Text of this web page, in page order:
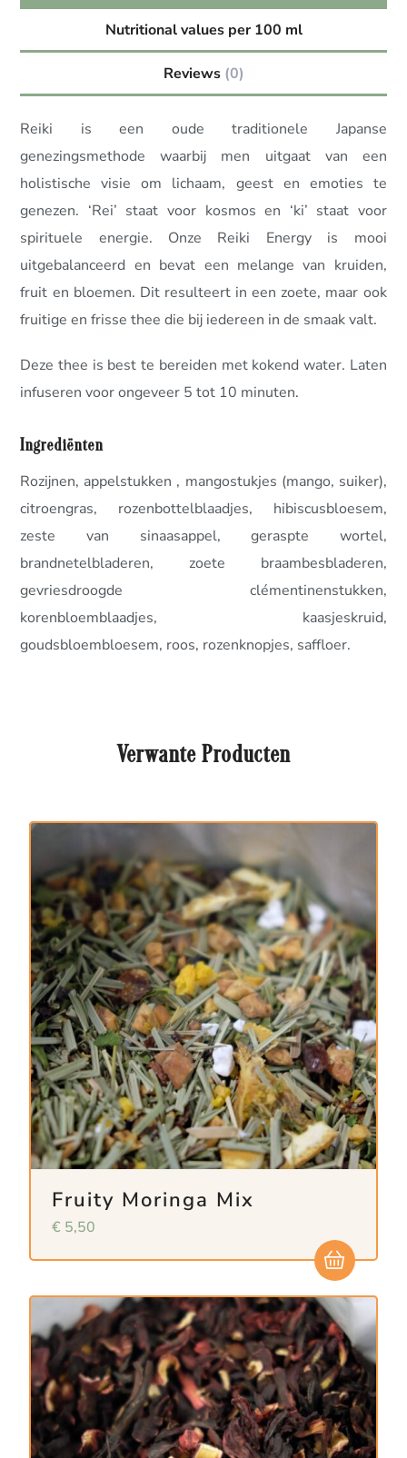
Nutritional values per 100 ml
Reviews (0)
Reiki is een oude traditionele Japanse
genezingsmethode waarbij men uitgaat van een
holistische visie om lichaam, geest en emoties te
genezen. ‘Rei’ staat voor kosmos en ‘ki’ staat voor
spirituele energie. Onze Reiki Energy is mooi
uitgebalanceerd en bevat een melange van kruiden,
fruit en bloemen. Dit resulteert in een zoete, maar ook
fruitige en frisse thee die bij iedereen in de smaak valt.
Deze thee is best te bereiden met kokend water. Laten
infuseren voor ongeveer 5 tot 10 minuten.
Ingrediënten
Rozijnen, appelstukken , mangostukjes (mango, suiker),
citroengras, rozenbottelblaadjes, hibiscusbloesem,
zeste van sinaasappel, geraspte wortel,
brandnetelbladeren, zoete braambesbladeren,
gevriesdroogde clémentinenstukken,
korenbloemblaadjes, kaasjeskruid,
goudsbloembloesem, roos, rozenknopjes, saffloer.
Verwante Producten
Fruity Moringa Mix
€ 5,50